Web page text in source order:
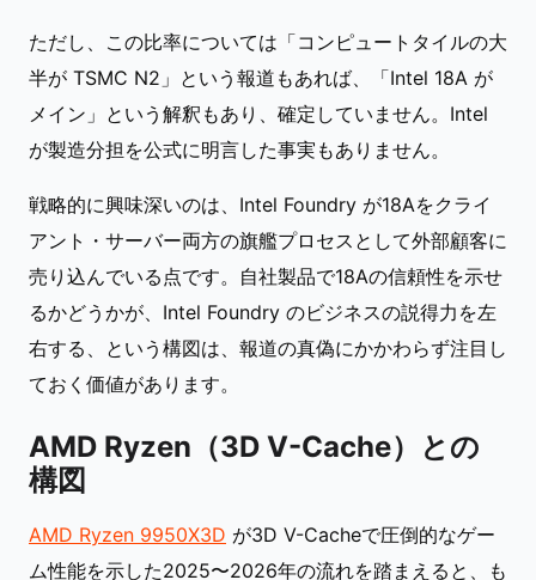
ただし、この比率については「コンピュートタイルの大
半が TSMC N2」という報道もあれば、「Intel 18A が
メイン」という解釈もあり、確定していません。Intel
が製造分担を公式に明言した事実もありません。
戦略的に興味深いのは、Intel Foundry が18Aをクライ
アント・サーバー両方の旗艦プロセスとして外部顧客に
売り込んでいる点です。自社製品で18Aの信頼性を示せ
るかどうかが、Intel Foundry のビジネスの説得力を左
右する、という構図は、報道の真偽にかかわらず注目し
ておく価値があります。
AMD Ryzen（3D V-Cache）との
構図
AMD Ryzen 9950X3D が3D V-Cacheで圧倒的なゲー
ム性能を示した2025〜2026年の流れを踏まえると、も